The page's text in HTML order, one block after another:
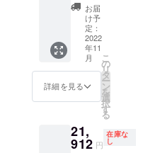
私と同じよ
うに、この
商品であな
たの日常が
変わってく
れたらとて
も嬉しいで
れる場
合があ
りま
す。 ※
国内倉
庫まで
からの
発送と
通便を
利用し
ださ
い。 ※
ご注文
状況、
製造工
程上の
都合等
により
合があ
りま
込）
21% オ
フ 価
格：
20,856
円（税
込） 送
料：0円
より量
産効率
MATEB
OX × 1
【自然
故障に
よる1年
保証】
超小
型、男
の身だ
しなみ
OX １
セット
お届
け予
定：
2022
年11
月
詳細を見る
こ
の
リ
タ
ー
ン
を
選
択
す
る
21,
912 円
在庫な
し